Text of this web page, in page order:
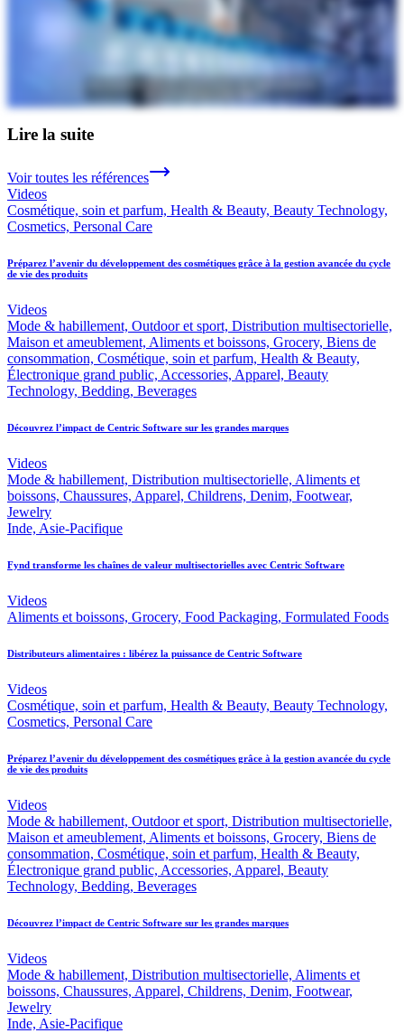
Lire la suite
Voir toutes les références
Videos
Cosmétique, soin et parfum, Health & Beauty, Beauty Technology,
Cosmetics, Personal Care
Préparez l’avenir du développement des cosmétiques grâce à la gestion avancée du cycle
de vie des produits
Videos
Mode & habillement, Outdoor et sport, Distribution multisectorielle,
Maison et ameublement, Aliments et boissons, Grocery, Biens de
consommation, Cosmétique, soin et parfum, Health & Beauty,
Électronique grand public, Accessories, Apparel, Beauty
Technology, Bedding, Beverages
Découvrez l’impact de Centric Software sur les grandes marques
Videos
Mode & habillement, Distribution multisectorielle, Aliments et
boissons, Chaussures, Apparel, Childrens, Denim, Footwear,
Jewelry
Inde, Asie-Pacifique
Fynd transforme les chaînes de valeur multisectorielles avec Centric Software
Videos
Aliments et boissons, Grocery, Food Packaging, Formulated Foods
Distributeurs alimentaires : libérez la puissance de Centric Software
Videos
Cosmétique, soin et parfum, Health & Beauty, Beauty Technology,
Cosmetics, Personal Care
Préparez l’avenir du développement des cosmétiques grâce à la gestion avancée du cycle
de vie des produits
Videos
Mode & habillement, Outdoor et sport, Distribution multisectorielle,
Maison et ameublement, Aliments et boissons, Grocery, Biens de
consommation, Cosmétique, soin et parfum, Health & Beauty,
Électronique grand public, Accessories, Apparel, Beauty
Technology, Bedding, Beverages
Découvrez l’impact de Centric Software sur les grandes marques
Videos
Mode & habillement, Distribution multisectorielle, Aliments et
boissons, Chaussures, Apparel, Childrens, Denim, Footwear,
Jewelry
Inde, Asie-Pacifique